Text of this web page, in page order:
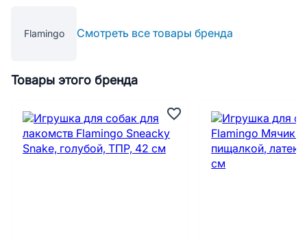
Flamingo Смотреть все товары бренда
Товары этого бренда